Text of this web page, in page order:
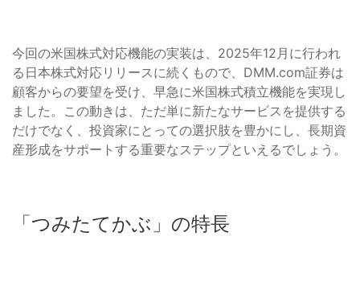
今回の米国株式対応機能の実装は、2025年12月に行われ
る日本株式対応リリースに続くもので、DMM.com証券は
顧客からの要望を受け、早急に米国株式積立機能を実現し
ました。この動きは、ただ単に新たなサービスを提供する
だけでなく、投資家にとっての選択肢を豊かにし、長期資
産形成をサポートする重要なステップといえるでしょう。
「つみたてかぶ」の特長